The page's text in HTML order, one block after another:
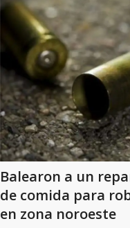
Balearon a un
de comida para
en zona noroeste